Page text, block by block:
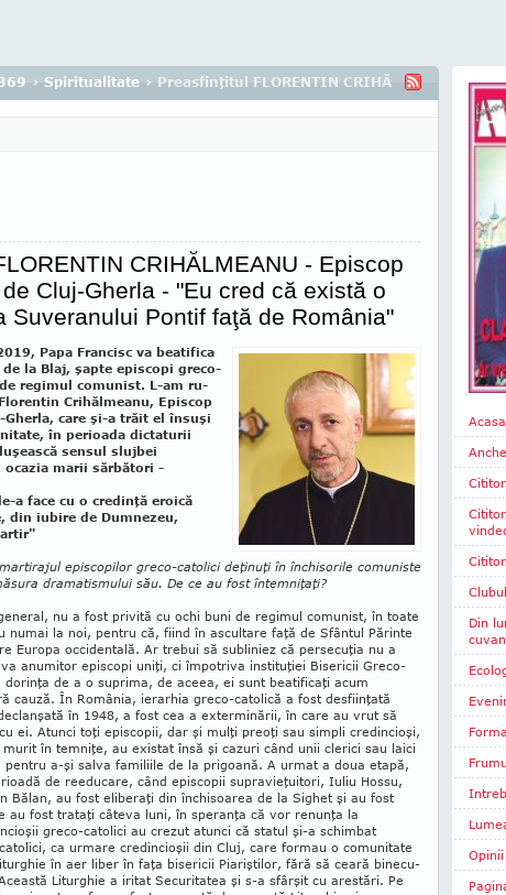
› Spiritualitate › Preasfinţitul FLORENTIN CRIHĂLMEANU -
CRIHĂLMEANU - Episcop
Cluj-Gherla - "Eu cred că există o
Suveranului Pontif faţă de România"
Papa Francisc va beatifica
la Blaj, şapte episcopi greco-
regimul comu­nist. L-am ru­
Crihălmeanu, Episcop
Gher­la, care şi-a trăit el însuşi
în perioada dictaturii
sensul slujbei
ocazia marii sărbători -
a face cu o credinţă eroică
din iubire de Dumnezeu,
episcopilor greco-catolici deţinuţi în închisorile comuniste
dramatismului său. De ce au fost întemniţaţi?
nu a fost privită cu ochi buni de regimul comunist, în toate
numai la noi, pentru că, fiind în ascultare faţă de Sfântul Părinte
Europa occiden­tală. Ar trebui să subliniez că per­secuţia nu a
anumitor episcopi uniţi, ci împotriva instituţiei Bi­sericii Greco-
do­rinţa de a o suprima, de aceea, ei sunt beatificaţi acum
cauză. În România, ierarhia greco-cato­lică a fost desfiinţată
în 1948, a fost cea a exterminării, în care au vrut să
ei. Atunci toţi episcopii, dar şi mulţi preoţi sau simpli cre­dincioşi,
în temniţe, au existat însă şi cazuri când unii clerici sau laici
a-şi salva fami­liile de la prigoană. A urmat a doua etapă,
de reeducare, când episcopii supravieţuitori, Iuliu Hossu,
Bălan, au fost eli­beraţi din închisoarea de la Sighet şi au fost
au fost trataţi câte­va luni, în speranţa că vor renunţa la
greco-catolici au crezut atunci că statul şi-a schimbat
ca urmare credincioşii din Cluj, care for­mau o co­mu­nitate
în aer liber în faţa bisericii Piariştilor, fără să ceară binecu­
Liturghie a iritat Secu­ritatea şi s-a sfârşit cu arestări. Pe
Acasa
Din